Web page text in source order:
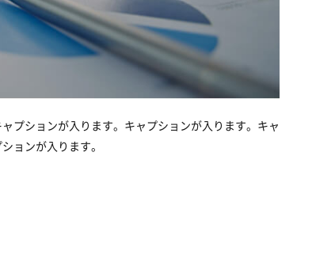
プションが入ります。キャプションが入ります。キャ
ョンが入ります。